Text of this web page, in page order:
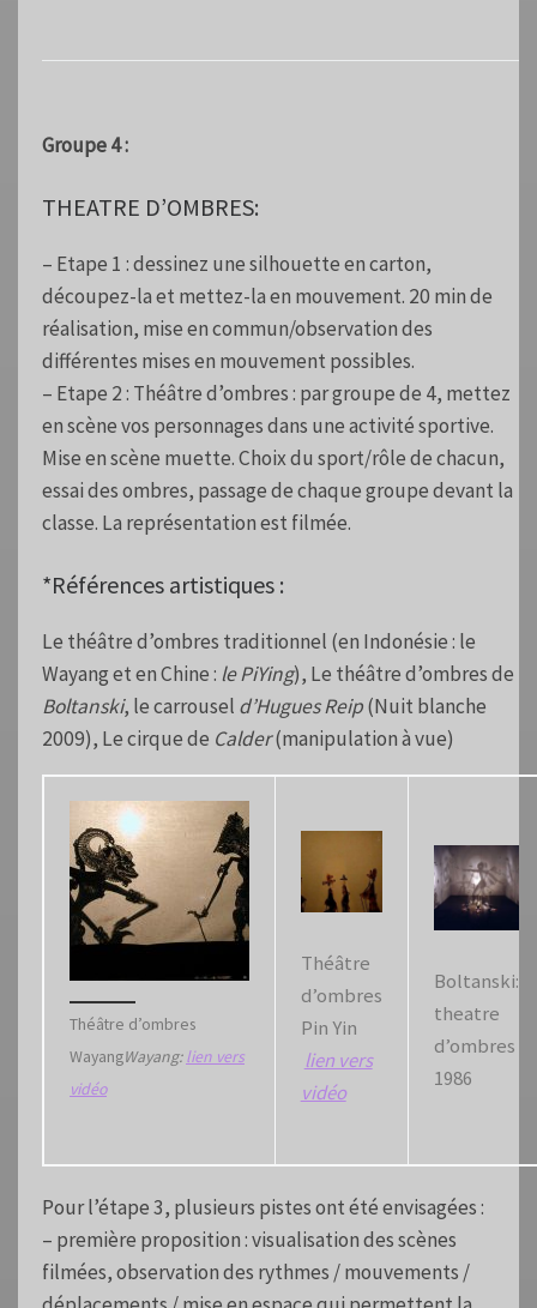
Groupe 4 :
THEATRE D’OMBRES:
– Etape 1 : dessinez une silhouette en carton,
découpez-la et mettez-la en mouvement. 20 min de
réalisation, mise en commun/observation des
différentes mises en mouvement possibles.
– Etape 2 : Théâtre d’ombres : par groupe de 4, mettez
en scène vos personnages dans une activité sportive.
Mise en scène muette. Choix du sport/rôle de chacun,
essai des ombres, passage de chaque groupe devant la
classe. La représentation est filmée.
*Références artistiques :
Le théâtre d’ombres traditionnel (en Indonésie : le
Wayang et en Chine : le PiYing), Le théâtre d’ombres de
Boltanski, le carrousel d’Hugues Reip(Nuit blanche
2009), Le cirque de Calder(manipulation à vue)
Théâtre d’ombres
WayangWayang:lien vers
vidéo
Théâtre
d’ombres
Pin Yin
lien vers
vidéo
Boltanski:
theatre
d’ombres
1986
Pour l’étape 3, plusieurs pistes ont été envisagées :
– première proposition : visualisation des scènes
filmées, observation des rythmes / mouvements /